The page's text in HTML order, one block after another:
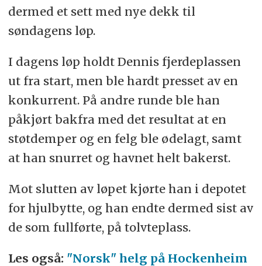
dermed et sett med nye dekk til
søndagens løp.
I dagens løp holdt Dennis fjerdeplassen
ut fra start, men ble hardt presset av en
konkurrent. På andre runde ble han
påkjørt bakfra med det resultat at en
støtdemper og en felg ble ødelagt, samt
at han snurret og havnet helt bakerst.
Mot slutten av løpet kjørte han i depotet
for hjulbytte, og han endte dermed sist av
de som fullførte, på tolvteplass.
Les også: "Norsk" helg på Hockenheim